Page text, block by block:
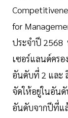
for
ประจำปี 2568
เซอร์แลนด์ครอ
อันดับที่ 2 และ
จัดให้อยู่ในอันดั
อันดับจากปีที่แ